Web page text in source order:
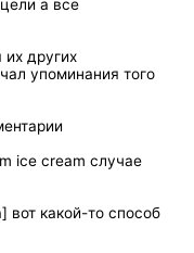
а все
их других
упоминания того
ice cream случае
вот какой-то способ